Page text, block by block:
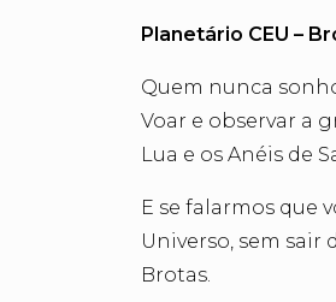
Planetário CEU –
Quem nunca
Voar e observar a
Lua e os Anéis de
E se falarmos que
Universo, sem sair
Brotas.